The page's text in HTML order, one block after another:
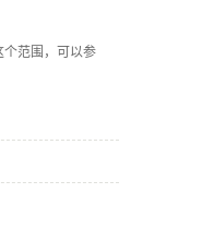
范围，可以参